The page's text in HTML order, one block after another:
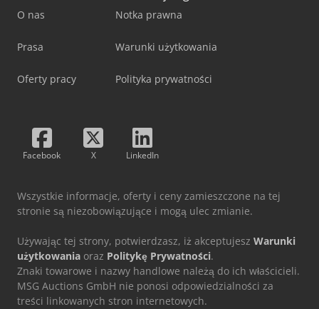
O nas
Prasa
Oferty pracy
Notka prawna
Warunki użytkowania
Polityka prywatności
Facebook X LinkedIn
Wszystkie informacje, oferty i ceny zamieszczone na tej
stronie są niezobowiązujące i mogą ulec zmianie.
Używając tej strony, potwierdzasz, iż akceptujesz Warunki
użytkowania oraz Politykę Prywatności.
Znaki towarowe i nazwy handlowe należą do ich właścicieli.
MSG Auctions GmbH nie ponosi odpowiedzialności za
treści linkowanych stron internetowych.